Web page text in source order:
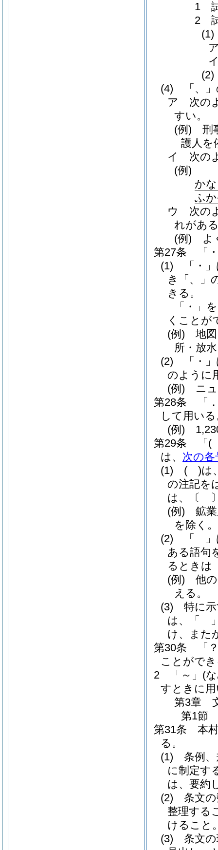
1
2
(1)
(2)
(4)
「、
ア
次の
すい。
(例) 刑
護人を
イ
次の
(例)
か
ふ
ウ
次の
れがあ
(例) よ
第27条
「
(1)
「・
き「、」
きる。
「・」
くことが
(例) 地図
所・放
(2)
「・
のように
(例) ニュ
第28条
「
して用い
(例)
第29条
「 (
は、 次の各
(1)
( )は
の注記を
は、〔
(例) 鉱業
を除く
(2)
「 」
ある語句
るとき
(例) 他の
える。
(3)
特に
は、「
け、また
第30条
「
ことがで
2
「～」 (
すときに
第3章
第1節
第31条
本
る。
(1)
条例
に制定す
は、要約
(2)
条文
整理する
けること
(3)
条文